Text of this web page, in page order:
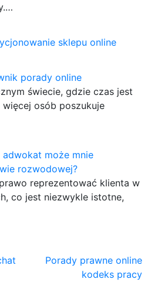
sklepu online
porady online
świecie, gdzie czas jest
osób poszukuje
adwokat może mnie
rozwodowej?
reprezentować klienta w
co jest niezwykle istotne,
Porady prawne online
kodeks pracy